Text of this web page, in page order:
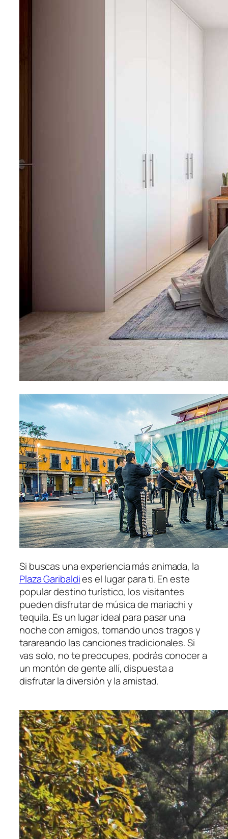
Si buscas una experiencia más animada, la
Plaza Garibaldies el lugar para ti. En este
popular destino turístico, los visitantes
pueden disfrutar de música de mariachi y
tequila. Es un lugar ideal para pasar una
noche con amigos, tomando unos tragos y
tarareando las canciones tradicionales. Si
vas solo, no te preocupes, podrás conocer a
un montón de gente allí, dispuesta a
disfrutar la diversión y la amistad.